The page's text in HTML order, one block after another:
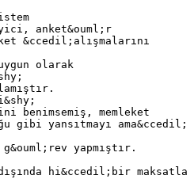
anket&ouml;r
&ccedil;alışmalarını
olarak
benimsemiş, memleket
gibi yansıtmayı ama&ccedil;
yapmıştır.
hi&ccedil;bir maksatla